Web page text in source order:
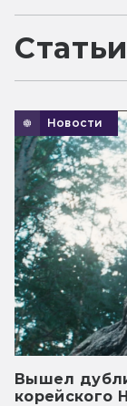
Статьи
Новости
Вышел
корейского